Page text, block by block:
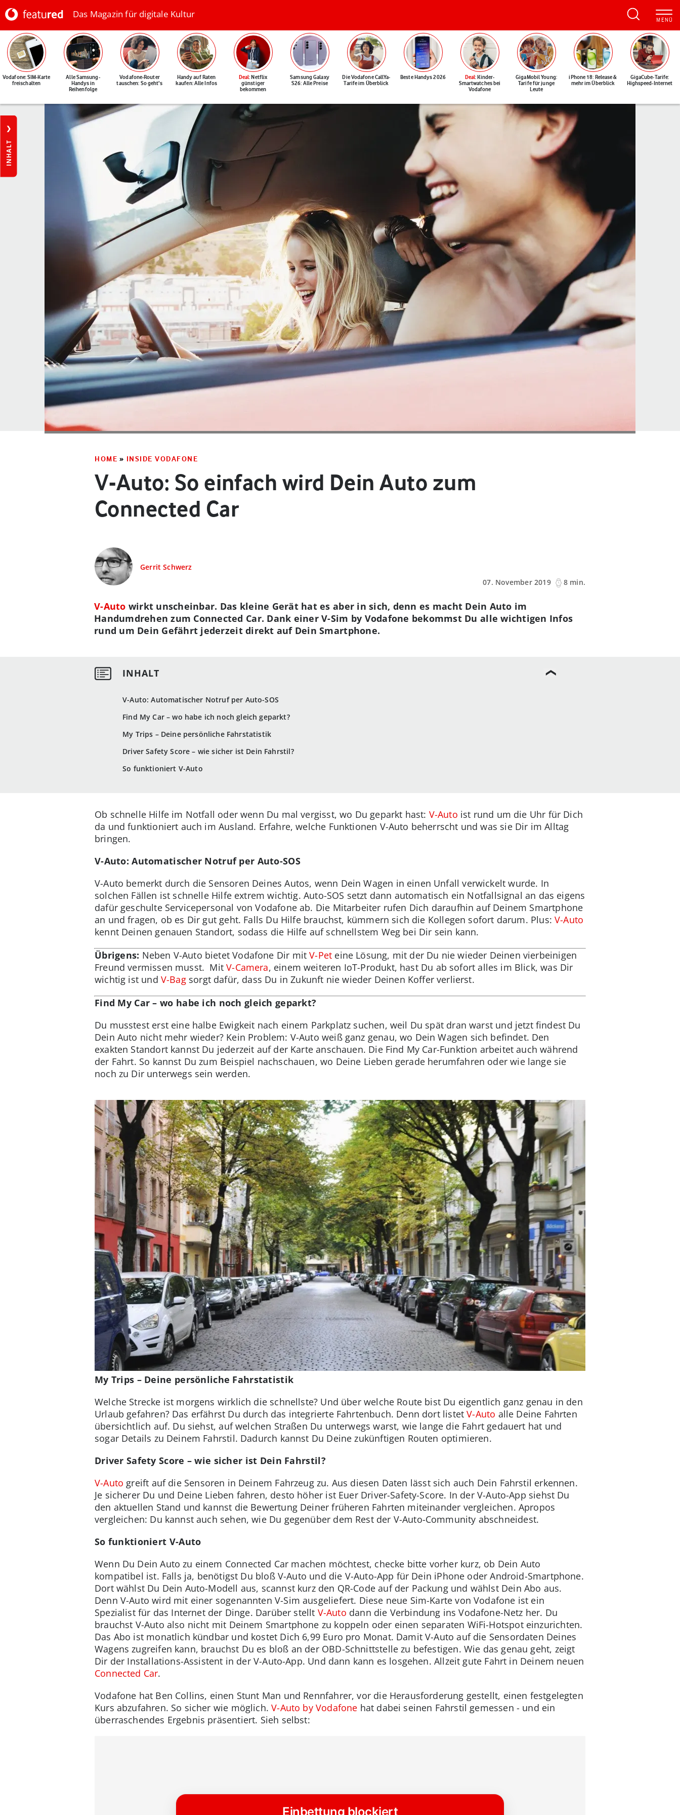
Das Magazin für digitale Kultur
Vodafone: SIM-Karte
freischalten
Alle Samsung-
Handys in
Reihenfolge
Vodafone-Router
tauschen: So geht's
Handy auf Raten
kaufen: Alle Infos
Deal: Netflix
günstiger
bekommen
Samsung Galaxy
S26: Alle Preise
Die Vodafone CallYa-
Tarife im Überblick
Beste Handys 2026 Deal: Kinder-
Smartwatches bei
Vodafone
GigaMobil Young:
Tarife für junge
Leute
iPhone 18: Release &
mehr im Überblick
GigaCube-Tarife:
Highspeed-Internet
INHALT
HOME » INSIDE VODAFONE
V-Auto: So einfach wird Dein Auto zum
Connected Car
Gerrit Schwerz
07. November 2019
8 min.
V-Auto: Automatischer Notruf per Auto-SOS
Find My Car – wo habe ich noch gleich geparkt?
My Trips – Deine persönliche Fahrstatistik
Driver Safety Score – wie sicher ist Dein Fahrstil?
So funktioniert V-Auto
V-Auto wirkt unscheinbar. Das kleine Gerät hat es aber in sich, denn es macht Dein Auto im
Handumdrehen zum Connected Car. Dank einer V-Sim by Vodafone bekommst Du alle wichtigen Infos
rund um Dein Gefährt jederzeit direkt auf Dein Smartphone.
Ob schnelle Hilfe im Notfall oder wenn Du mal vergisst, wo Du geparkt hast: V-Auto ist rund um die Uhr für Dich
da und funktioniert auch im Ausland. Erfahre, welche Funktionen V-Auto beherrscht und was sie Dir im Alltag
bringen.
V-Auto: Automatischer Notruf per Auto-SOS
V-Auto bemerkt durch die Sensoren Deines Autos, wenn Dein Wagen in einen Unfall verwickelt wurde. In
solchen Fällen ist schnelle Hilfe extrem wichtig. Auto-SOS setzt dann automatisch ein Notfallsignal an das eigens
dafür geschulte Servicepersonal von Vodafone ab. Die Mitarbeiter rufen Dich daraufhin auf Deinem Smartphone
an und fragen, ob es Dir gut geht. Falls Du Hilfe brauchst, kümmern sich die Kollegen sofort darum. Plus:V-Auto
kennt Deinen genauen Standort, sodass die Hilfe auf schnellstem Weg bei Dir sein kann.
Übrigens: Neben V-Auto bietet Vodafone Dir mitV-Pet eine Lösung, mit der Du nie wieder Deinen vierbeinigen
Freund vermissen musst. MitV-Camera, einem weiteren IoT-Produkt, hast Du ab sofort alles im Blick, was Dir
wichtig ist und V-Bagsorgt dafür, dass Du in Zukunft nie wieder Deinen Koffer verlierst.
Find My Car – wo habe ich noch gleich geparkt?
Du musstest erst eine halbe Ewigkeit nach einem Parkplatz suchen, weil Du spät dran warst und jetzt findest Du
Dein Auto nicht mehr wieder? Kein Problem: V-Auto weiß ganz genau, wo Dein Wagen sich befindet. Den
exakten Standort kannst Du jederzeit auf der Karte anschauen. Die Find My Car-Funktion arbeitet auch während
der Fahrt. So kannst Du zum Beispiel nachschauen, wo Deine Lieben gerade herumfahren oder wie lange sie
noch zu Dir unterwegs sein werden.
My Trips – Deine persönliche Fahrstatistik
Welche Strecke ist morgens wirklich die schnellste? Und über welche Route bist Du eigentlich ganz genau in den
Urlaub gefahren? Das erfährst Du durch das integrierte Fahrtenbuch. Denn dort listetV-Auto alle Deine Fahrten
übersichtlich auf. Du siehst, auf welchen Straßen Du unterwegs warst, wie lange die Fahrt gedauert hat und
sogar Details zu Deinem Fahrstil. Dadurch kannst Du Deine zukünftigen Routen optimieren.
Driver Safety Score – wie sicher ist Dein Fahrstil?
V-Auto greift auf die Sensoren in Deinem Fahrzeug zu. Aus diesen Daten lässt sich auch Dein Fahrstil erkennen.
Je sicherer Du und Deine Lieben fahren, desto höher ist Euer Driver-Safety-Score. In der V-Auto-App siehst Du
den aktuellen Stand und kannst die Bewertung Deiner früheren Fahrten miteinander vergleichen. Apropos
vergleichen: Du kannst auch sehen, wie Du gegenüber dem Rest der V-Auto-Community abschneidest.
So funktioniert V-Auto
Wenn Du Dein Auto zu einem Connected Car machen möchtest, checke bitte vorher kurz, ob Dein Auto
kompatibel ist. Falls ja, benötigst Du bloß V-Auto und die V-Auto-App für Dein iPhone oder Android-Smartphone.
Dort wählst Du Dein Auto-Modell aus, scannst kurz den QR-Code auf der Packung und wählst Dein Abo aus.
Denn V-Auto wird mit einer sogenannten V-Sim ausgeliefert. Diese neue Sim-Karte von Vodafone ist ein
Spezialist für das Internet der Dinge. Darüber stellt V-Auto dann die Verbindung ins Vodafone-Netz her. Du
brauchst V-Auto also nicht mit Deinem Smartphone zu koppeln oder einen separaten WiFi-Hotspot einzurichten.
Das Abo ist monatlich kündbar und kostet Dich 6,99 Euro pro Monat. Damit V-Auto auf die Sensordaten Deines
Wagens zugreifen kann, brauchst Du es bloß an der OBD-Schnittstelle zu befestigen. Wie das genau geht, zeigt
Dir der Installations-Assistent in der V-Auto-App. Und dann kann es losgehen. Allzeit gute Fahrt in Deinem neuen
Connected Car.
Vodafone hat Ben Collins, einen Stunt Man und Rennfahrer, vor die Herausforderung gestellt, einen festgelegten
Kurs abzufahren. So sicher wie möglich.V-Auto by Vodafone hat dabei seinen Fahrstil gemessen - und ein
überraschendes Ergebnis präsentiert. Sieh selbst: